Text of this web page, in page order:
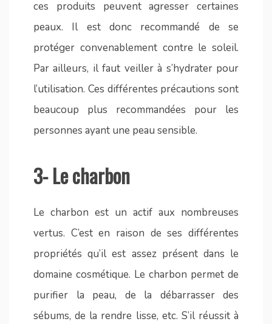
ces produits peuvent agresser certaines
peaux. Il est donc recommandé de se
protéger convenablement contre le soleil.
Par ailleurs, il faut veiller à s’hydrater pour
l’utilisation. Ces différentes précautions sont
beaucoup plus recommandées pour les
personnes ayant une peau sensible.
3- Le charbon
Le charbon est un actif aux nombreuses
vertus. C’est en raison de ses différentes
propriétés qu’il est assez présent dans le
domaine cosmétique. Le charbon permet de
purifier la peau, de la débarrasser des
sébums, de la rendre lisse, etc. S’il réussit à